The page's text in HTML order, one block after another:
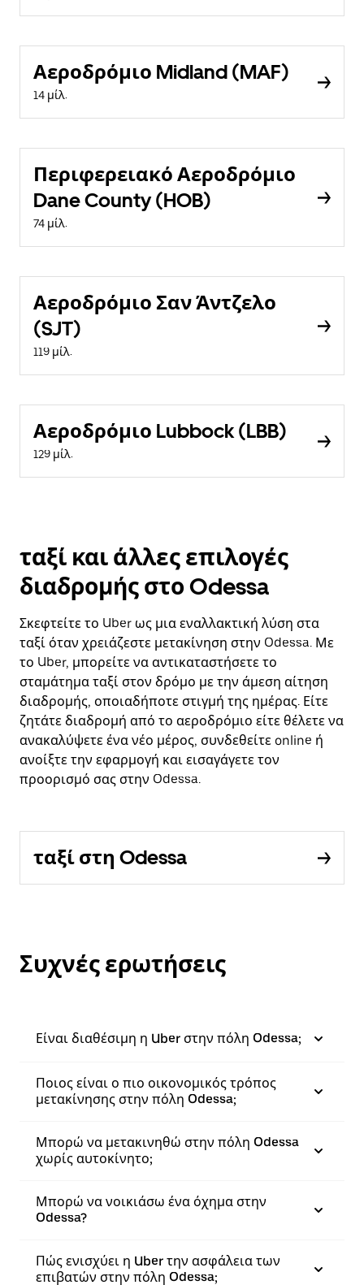
Αεροδρόμιο Midland (MAF)
14 μίλ.
Περιφερειακό Αεροδρόμιο
Dane County (HOB)
74 μίλ.
Αεροδρόμιο Σαν Άντζελο
(SJT)
119 μίλ.
Αεροδρόμιο Lubbock (LBB)
129 μίλ.
ταξί και άλλες επιλογές
διαδρομής στο Odessa
Σκεφτείτε το Uber ως μια εναλλακτική λύση στα
ταξί όταν χρειάζεστε μετακίνηση στην Odessa. Με
το Uber, μπορείτε να αντικαταστήσετε το
σταμάτημα ταξί στον δρόμο με την άμεση αίτηση
διαδρομής, οποιαδήποτε στιγμή της ημέρας. Είτε
ζητάτε διαδρομή από το αεροδρόμιο είτε θέλετε να
ανακαλύψετε ένα νέο μέρος, συνδεθείτε online ή
ανοίξτε την εφαρμογή και εισαγάγετε τον
προορισμό σας στην Odessa.
ταξί στη Odessa
Συχνές ερωτήσεις
Είναι διαθέσιμη η Uber στην πόλη Odessa;
Ποιος είναι ο πιο οικονομικός τρόπος
μετακίνησης στην πόλη Odessa;
Μπορώ να μετακινηθώ στην πόλη Odessa
χωρίς αυτοκίνητο;
Μπορώ να νοικιάσω ένα όχημα στην
Odessa?
Πώς ενισχύει η Uber την ασφάλεια των
επιβατών στην πόλη Odessa;